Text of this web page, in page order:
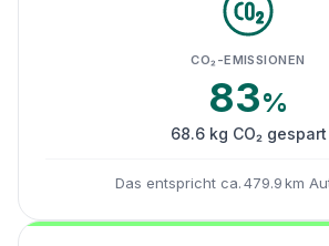
CO₂-EMISSIONEN
83%
68.6 kg CO₂ gespart
Das entspricht ca. 479.9 km